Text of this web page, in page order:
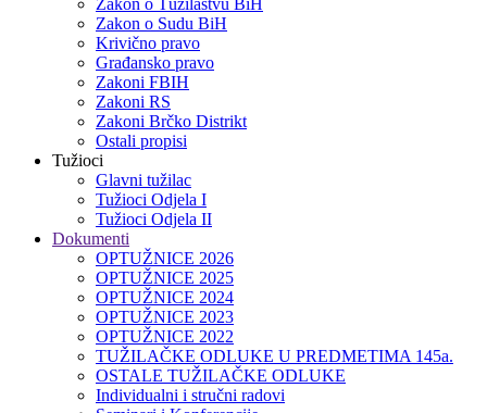
Zakon o Тužilaštvu BiH
Zakon o Sudu BiH
Krivično pravo
Građansko pravo
Zakoni FBIH
Zakoni RS
Zakoni Brčko Distrikt
Ostali propisi
Tužioci
Glavni tužilac
Tužioci Odjela I
Tužioci Odjela II
Dokumenti
OPTUŽNICE 2026
OPTUŽNICE 2025
OPTUŽNICE 2024
OPTUŽNICE 2023
OPTUŽNICE 2022
TUŽILAČKE ODLUKE U PREDMETIMA 145a.
OSTALE TUŽILAČKE ODLUKE
Individualni i stručni radovi